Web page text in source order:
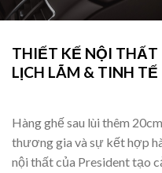
THIẾT KẾ NỘI THẤT
LỊCH LÃM & TINH TẾ
Hàng ghế sau lùi thêm
thương gia và sự kết hợp
nội thất của President tạo